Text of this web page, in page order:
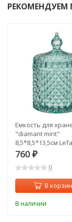
РЕКОМЕНДУЕМ
Емкость для
"diamant mint"
8,5*8,5*13,5см
305)
760 ₽
0
В
В наличии